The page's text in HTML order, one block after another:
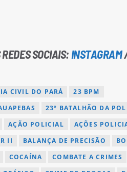
SOCIAIS: INSTAGRAM
CIVIL DO PARÁ
23 BPM
23º BATALHÃO DA
AÇÃO POLICIAL
AÇÕES
II BALANÇA DE PRECISÃO
COCAÍNA
COMBATE A CRIMES